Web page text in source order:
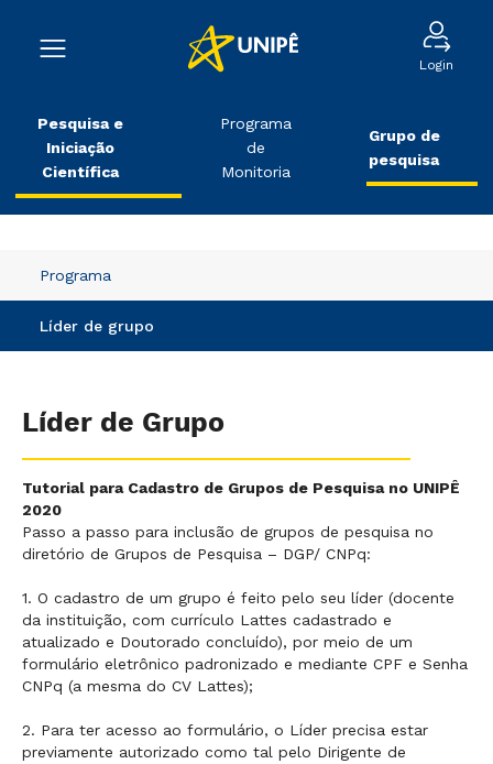
Login
Pesquisa e
Iniciação
Científica
Programa
de
Monitoria
Grupo de
pesquisa
Programa
Líder de grupo
Líder de Grupo
Tutorial para Cadastro de Grupos de Pesquisa no UNIPÊ
2020
Passo a passo para inclusão de grupos de pesquisa no
diretório de Grupos de Pesquisa – DGP/ CNPq:
1. O cadastro de um grupo é feito pelo seu líder (docente
da instituição, com currículo Lattes cadastrado e
atualizado e Doutorado concluído), por meio de um
formulário eletrônico padronizado e mediante CPF e Senha
CNPq (a mesma do CV Lattes);
2. Para ter acesso ao formulário, o Líder precisa estar
previamente autorizado como tal pelo Dirigente de